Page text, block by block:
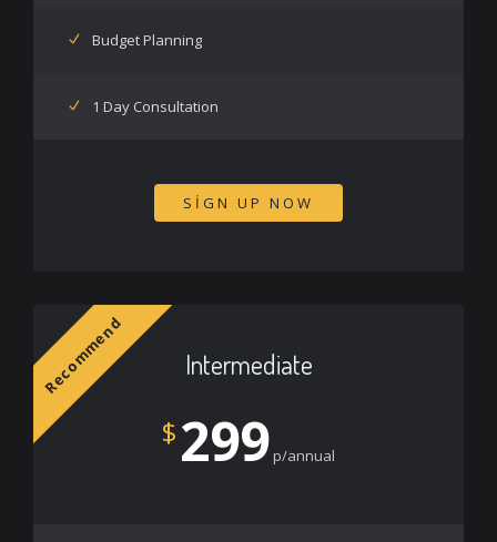
Budget Planning
1 Day Consultation
SIGN UP NOW
Recommend Intermediate
$299p/annual